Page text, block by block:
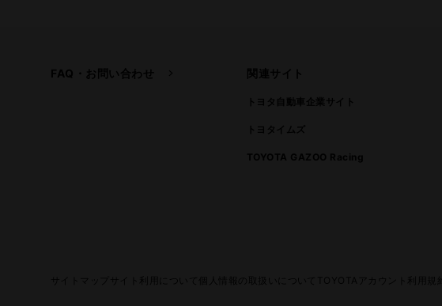
FAQ・お問い合わせ 関連サイト
トヨタ自動車企業サイト
トヨタイムズ
TOYOTA GAZOO Racing
サイト利用について 個人情報の取扱いについて TOYOTAアカウント利用規約